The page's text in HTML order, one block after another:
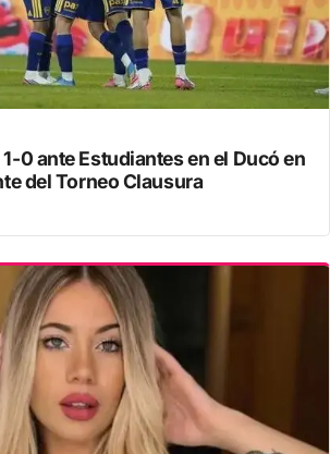
0 ante Estudiantes en el Ducó en
del Torneo Clausura